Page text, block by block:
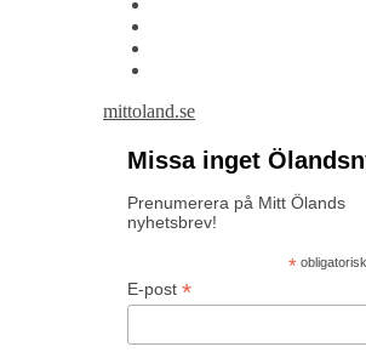
mittoland.se
Missa inget
Prenumerera på Mitt Ölands
nyhetsbrev!
*
E-post *